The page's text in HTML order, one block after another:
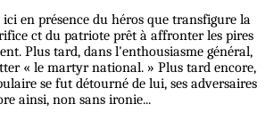
en présence du héros que transfigure la
ct du patriote prêt à affronter les pires
Plus tard, dans l'enthousiasme général,
« le martyr national. » Plus tard encore,
se fut détourné de lui, ses adversaires
ainsi, non sans ironie...